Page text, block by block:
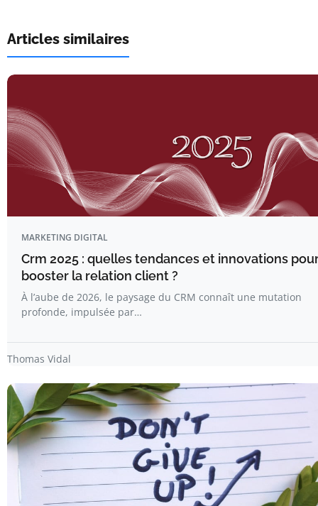
Articles similaires
MARKETING DIGITAL
Crm 2025 : quelles tendances et innovations
booster la relation client ?
À l’aube de 2026, le paysage du CRM connaît une mutation
profonde, impulsée par…
Thomas Vidal